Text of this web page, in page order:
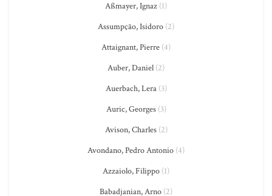
Aßmayer, Ignaz (1)
Assumpção, Isidoro (2)
Attaignant, Pierre (4)
Auber, Daniel (2)
Auerbach, Lera(3)
Auric, Georges(3)
Avison, Charles(2)
Avondano, Pedro Antonio (4)
Azzaiolo, Filippo (1)
Babadjanian, Arno (2)